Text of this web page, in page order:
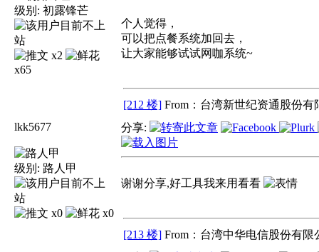
级别: 初露锋芒
x2
x65
个人觉得，
可以把点餐系统加回去，
让大家能够试试网咖系统~
[212 楼] From：台湾新世纪资通股份有
lkk5677
级别: 路人甲
x0 x0
分享:
谢谢分享,好工具我来用看看
[213 楼] From：台湾中华电信股份有限